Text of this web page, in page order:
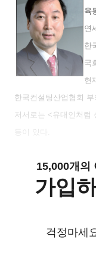
육
연
한
국
현
한국컨설팅산업협회
저서로는 <유대인처럼
등이 있다.
15,000개의
가입
걱정마세